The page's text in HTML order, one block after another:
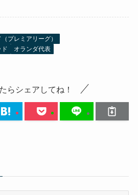
プレミアリーグ）
ド
オランダ代表
らシェアしてね！